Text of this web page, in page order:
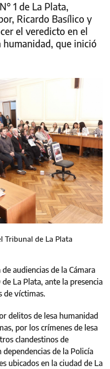
1 de La Plata,
Ricardo Basílico y
el veredicto en el
humanidad, que inició
Tribunal de La Plata
audiencias de la Cámara
La Plata, ante la presencia
de víctimas.
delitos de lesa humanidad
por los crímenes de lesa
clandestinos de
de la Policía
ubicados en la ciudad de La